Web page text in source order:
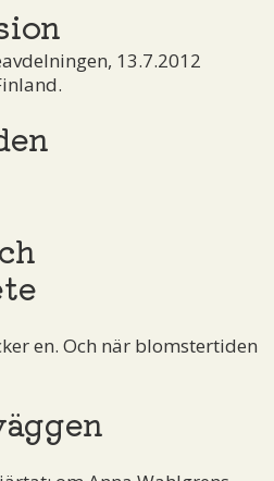
13.7.2012
en. Och när blomstertiden